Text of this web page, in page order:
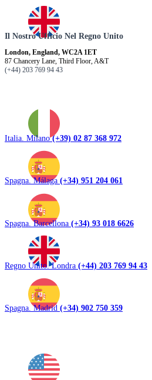
Il Nostro Ufficio Nel Regno Unito
London, England, WC2A 1ET
87 Chancery Lane, Third Floor, A&T
(+44) 203 769 94 43
Italia. Milano(+39) 02 87 368 972
Spagna. Málaga (+34) 951 204 061
Spagna. Barcellona (+34) 93 018 6626
Regno Unito. Londra (+44) 203 769 94 43
Spagna. Madrid (+34) 902 750 359